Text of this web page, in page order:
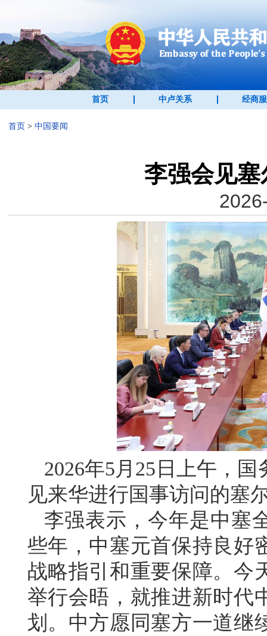
首页 中卢关系 经商
首页 > 中国要闻
李强会见
2026年5月25日上午，
见来华进行国事访问的塞
李强表示，今年是中塞
些年，中塞元首保持良好
战略指引和重要保障。今
举行会晤，就推进新时代
划。中方愿同塞方一道继